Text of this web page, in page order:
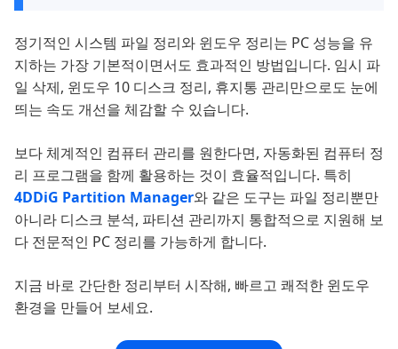
정기적인 시스템 파일 정리와 윈도우 정리는 PC 성능을 유
지하는 가장 기본적이면서도 효과적인 방법입니다. 임시 파
일 삭제, 윈도우 10 디스크 정리, 휴지통 관리만으로도 눈에
띄는 속도 개선을 체감할 수 있습니다.
보다 체계적인 컴퓨터 관리를 원한다면, 자동화된 컴퓨터 정
리 프로그램을 함께 활용하는 것이 효율적입니다. 특히
4DDiG Partition Manager와 같은 도구는 파일 정리뿐만
아니라 디스크 분석, 파티션 관리까지 통합적으로 지원해 보
다 전문적인 PC 정리를 가능하게 합니다.
지금 바로 간단한 정리부터 시작해, 빠르고 쾌적한 윈도우
환경을 만들어 보세요.